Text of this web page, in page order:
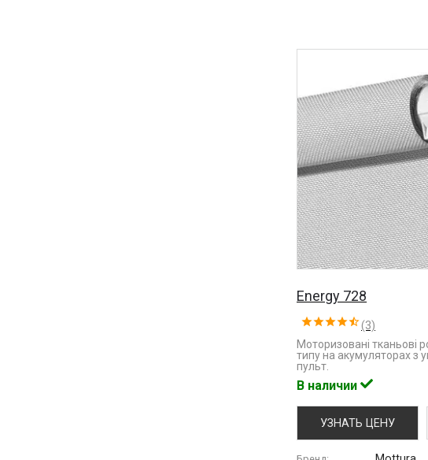
Energy 728
(3)
Моторизовані тканьові
типу на акумуляторах з
пульт.
В наличии
УЗНАТЬ ЦЕНУ